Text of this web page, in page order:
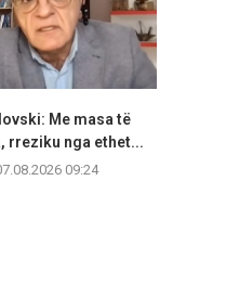
Me masa të
rreziku nga ethet...
09:24